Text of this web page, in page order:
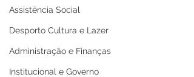
Assistência Social
Desporto Cultura e Lazer
Administração e Finanças
Institucional e Governo